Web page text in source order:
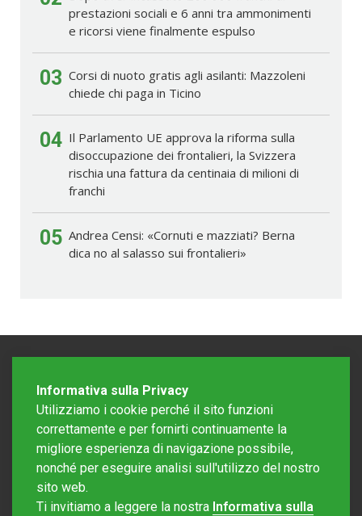
prestazioni sociali e 6 anni tra ammonimenti
e ricorsi viene finalmente espulso
03 Corsi di nuoto gratis agli asilanti: Mazzoleni
chiede chi paga in Ticino
04 Il Parlamento UE approva la riforma sulla
disoccupazione dei frontalieri, la Svizzera
rischia una fattura da centinaia di milioni di
franchi
05 Andrea Censi: «Cornuti e mazziati? Berna
dica no al salasso sui frontalieri»
Editore Rotostampa SA
Informativa sulla Privacy
Utilizziamo i cookie perché il sito funzioni
correttamente e per fornirti continuamente la
migliore esperienza di navigazione possibile,
nonché per eseguire analisi sull'utilizzo del nostro
sito web.
Ti invitiamo a leggere la nostra Informativa sulla